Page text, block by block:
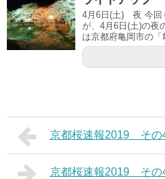
4月6日(土) 夜 今回
が、4月6日(土)の夜
は京都府亀岡市の「
京都桜速報2019 そ
京都桜速報2019 そ